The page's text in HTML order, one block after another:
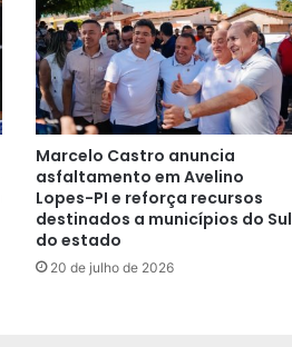
Marcelo Castro anuncia
asfaltamento em Avelino
Lopes-PI e reforça recursos
destinados a municípios do Sul
do estado
20 de julho de 2026